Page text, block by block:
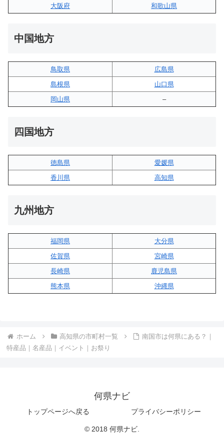
大阪府
和歌山県
中国地方
鳥取県
広島県
島根県
山口県
岡山県
–
四国地方
徳島県
愛媛県
香川県
高知県
九州地方
福岡県
大分県
佐賀県
宮崎県
長崎県
鹿児島県
熊本県
沖縄県
ホーム 高知県の市町村一覧
南国市は何県にある？｜
特産品｜名産品｜イベント｜お祭り
何県ナビ
トップページへ戻る プライバシーポリシー
© 2018 何県ナビ.